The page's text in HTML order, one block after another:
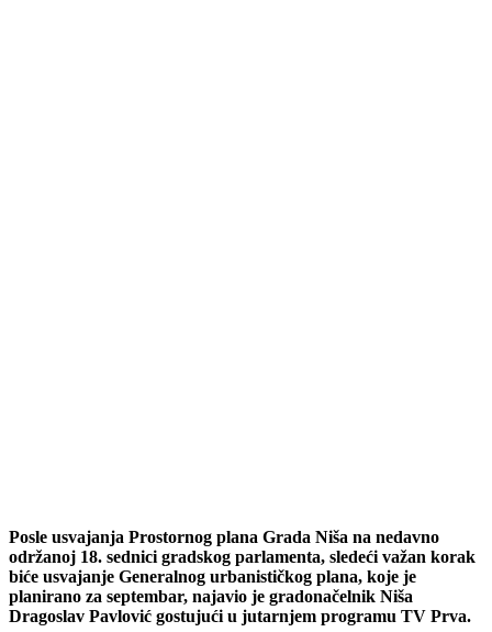
Posle usvajanja Prostornog plana Grada Niša na nedavno
održanoj 18. sednici gradskog parlamenta, sledeći važan korak
biće usvajanje Generalnog urbanističkog plana, koje je
planirano za septembar, najavio je gradonačelnik Niša
Dragoslav Pavlović gostujući u jutarnjem programu TV Prva.